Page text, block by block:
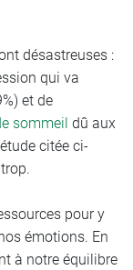
désastreuses :
qui va
et de
sommeil dû aux
citée ci-
pour y
émotions. En
à notre équilibre